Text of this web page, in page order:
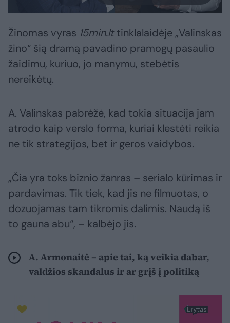
Žinomas vyras 15min.lttinklalaidėje „Valinskas
žino“ šią dramą pavadino pramogų pasaulio
žaidimu, kuriuo, jo manymu, stebėtis
nereikėtų.
A. Valinskas pabrėžė, kad tokia situacija jam
atrodo kaip verslo forma, kuriai klestėti reikia
ne tik strategijos, bet ir geros vaidybos.
„Čia yra toks biznio žanras – serialo kūrimas ir
pardavimas. Tik tiek, kad jis ne filmuotas, o
dozuojamas tam tikromis dalimis. Naudą iš
to gauna abu“, – kalbėjo jis.
A. Armonaitė – apie tai, ką veikia dabar,
valdžios skandalus ir ar grįš į politiką